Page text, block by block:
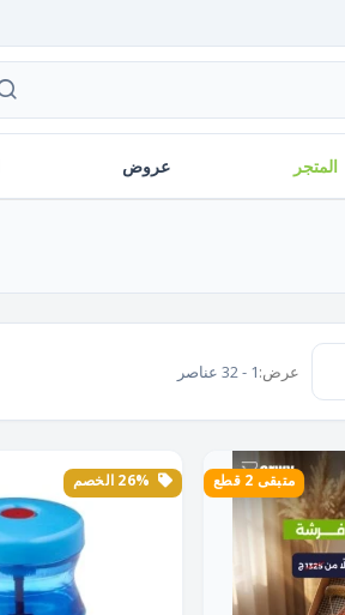
المتجر عروض
عرض:1 - 32 عناصر
متبقى 2 قطع